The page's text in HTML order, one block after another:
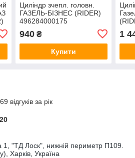
Циліндр зчепл. головн.
ГАЗЕЛЬ-БІЗНЕС (RIDER)
496284000175
940₴
Купити
1
відгуків за рік
1, "ТД Лоск", нижній периметр П109.
Харків, Україна